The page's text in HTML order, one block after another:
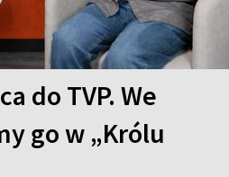
do TVP. We
go w „Królu